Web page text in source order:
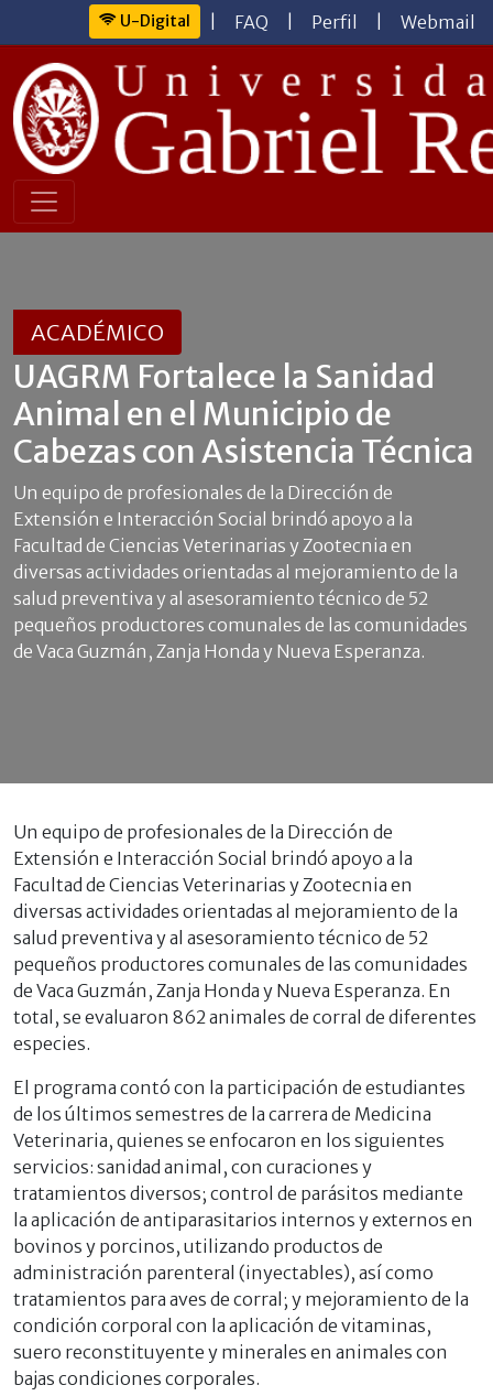
U-Digital FAQ Perfil Webmail
ACADÉMICO
UAGRM Fortalece la Sanidad
Animal en el Municipio de
Cabezas con Asistencia Técnica
Un equipo de profesionales de la Dirección de
Extensión e Interacción Social brindó apoyo a la
Facultad de Ciencias Veterinarias y Zootecnia en
diversas actividades orientadas al mejoramiento de la
salud preventiva y al asesoramiento técnico de 52
pequeños productores comunales de las comunidades
de Vaca Guzmán, Zanja Honda y Nueva Esperanza.
Un equipo de profesionales de la Dirección de
Extensión e Interacción Social brindó apoyo a la
Facultad de Ciencias Veterinarias y Zootecnia en
diversas actividades orientadas al mejoramiento de la
salud preventiva y al asesoramiento técnico de 52
pequeños productores comunales de las comunidades
de Vaca Guzmán, Zanja Honda y Nueva Esperanza. En
total, se evaluaron 862 animales de corral de diferentes
especies.
El programa contó con la participación de estudiantes
de los últimos semestres de la carrera de Medicina
Veterinaria, quienes se enfocaron en los siguientes
servicios: sanidad animal, con curaciones y
tratamientos diversos; control de parásitos mediante
la aplicación de antiparasitarios internos y externos en
bovinos y porcinos, utilizando productos de
administración parenteral (inyectables), así como
tratamientos para aves de corral; y mejoramiento de la
condición corporal con la aplicación de vitaminas,
suero reconstituyente y minerales en animales con
bajas condiciones corporales.